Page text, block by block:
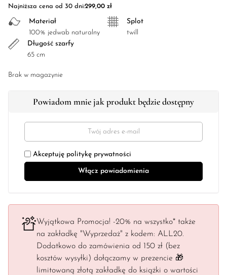
Najniższa cena od 30 dni:299,00 zł
Materiał
100% jedwab naturalny
Splot
twill
Długość szarfy
65 cm
Brak w magazynie
Powiadom mnie jak produkt będzie dostępny
Akceptuję politykę prywatności
Wyjątkowa Promocja! -20% na wszystko* także
na zakładkę "Wyprzedaż" z kodem: ALL20.
Dodatkowo do zamówienia od 150 zł (bez
kosztów wysyłki) dołączamy w prezencie 🎁
limitowaną złotą zakładkę do książki o wartości